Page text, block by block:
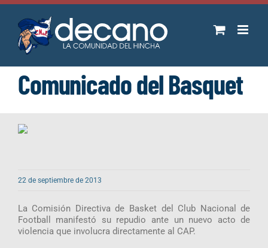
Saltar
contenido
Comunicado del Basquet
22 de septiembre de 2013
La Comisión Directiva de Basket del Club Nacional de
Football manifestó su repudio ante un nuevo acto de
violencia que involucra directamente al CAP.